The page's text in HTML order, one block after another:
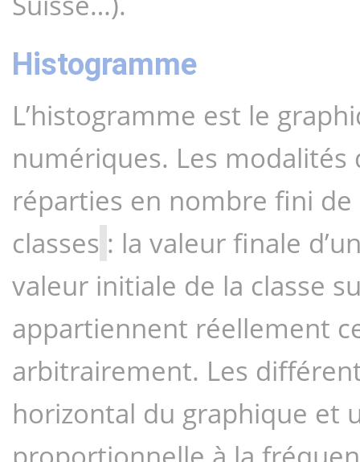
Histogramme
L’histogramme est le
numériques. Les
réparties en nombre fini de
classes : la valeur finale
valeur initiale de la classe
appartiennent réellement
arbitrairement. Les
horizontal du graphique et